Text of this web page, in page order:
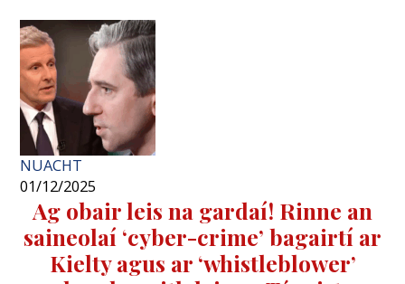
NUACHT
01/12/2025
Ag obair leis na gardaí! Rinne an
saineolaí ‘cyber-crime’ bagairtí ar
Kielty agus ar ‘whistleblower’